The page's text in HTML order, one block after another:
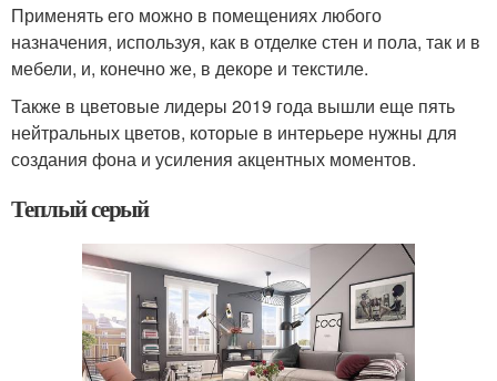
Применять его можно в помещениях любого
назначения, используя, как в отделке стен и пола, так и в
мебели, и, конечно же, в декоре и текстиле.
Также в цветовые лидеры 2019 года вышли еще пять
нейтральных цветов, которые в интерьере нужны для
создания фона и усиления акцентных моментов.
Теплый серый